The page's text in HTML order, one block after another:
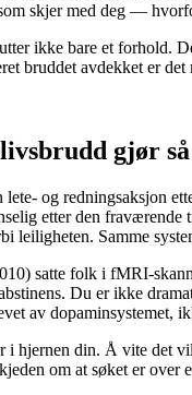
skjer med deg —
ikke bare et forhold.
bruddet avdekket er
gjør
og redningsaksjon
etter den
leiligheten. Samme
satte folk i fMRI-
Du er ikke
av dopaminsystemet,
i hjernen din. Å vite det
om at søket er over